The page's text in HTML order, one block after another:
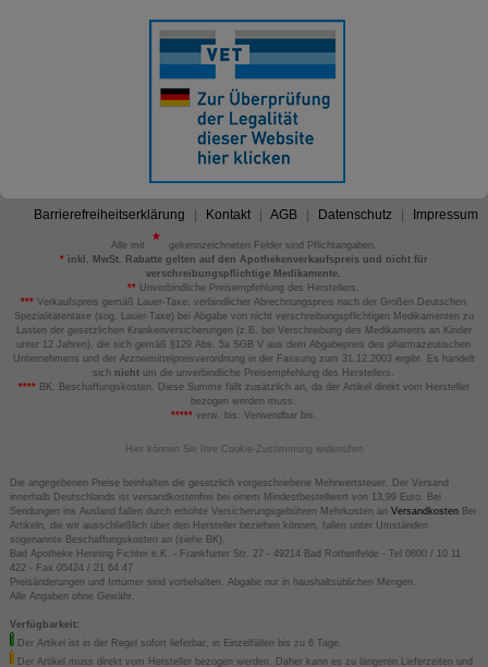
Barrierefreiheitserklärung Kontakt AGB Datenschutz Impressum
Alle mit
gekennzeichneten Felder sind Pflichtangaben.
*inkl. MwSt. Rabatte gelten auf den Apothekenverkaufspreis und nicht für
verschreibungspflichtige Medikamente.
** Unverbindliche Preisempfehlung des Herstellers.
*** Verkaufspreis gemäß Lauer-Taxe; verbindlicher Abrechnungspreis nach der Großen Deutschen
Spezialitätentaxe (sog. Lauer-Taxe) bei Abgabe von nicht verschreibungspflichtigen Medikamenten zu
Lasten der gesetzlichen Krankenversicherungen (z.B. bei Verschreibung des Medikaments an Kinder
unter 12 Jahren), die sich gemäß §129 Abs. 5a SGB V aus dem Abgabepreis des pharmazeutischen
Unternehmens und der Arzneimittelpreisverordnung in der Fassung zum 31.12.2003 ergibt. Es handelt
sich nicht um die unverbindliche Preisempfehlung des Herstellers.
****BK: Beschaffungskosten. Diese Summe fällt zusätzlich an, da der Artikel direkt vom Hersteller
bezogen werden muss.
*****verw. bis: Verwendbar bis.
Hier können Sie Ihre Cookie-Zustimmung widerrufen
Die angegebenen Preise beinhalten die gesetzlich vorgeschriebene Mehrwertsteuer. Der Versand
innerhalb Deutschlands ist versandkostenfrei bei einem Mindestbestellwert von 13,99 Euro. Bei
Sendungen ins Ausland fallen durch erhöhte Versicherungsgebühren Mehrkosten an VersandkostenBei
Artikeln, die wir ausschließlich über den Hersteller beziehen können, fallen unter Umständen
sogenannte Beschaffungskosten an (siehe BK).
Bad Apotheke Henning Fichter e.K. - Frankfurter Str. 27 - 49214 Bad Rothenfelde - Tel 0800 / 10 11
422 - Fax 05424 / 21 64 47
Preisänderungen und Irrtümer sind vorbehalten. Abgabe nur in haushaltsüblichen Mengen.
Alle Angaben ohne Gewähr.
Verfügbarkeit:
Der Artikel ist in der Regel sofort lieferbar, in Einzelfällen bis zu 6 Tage.
Der Artikel muss direkt vom Hersteller bezogen werden. Daher kann es zu längeren Lieferzeiten und